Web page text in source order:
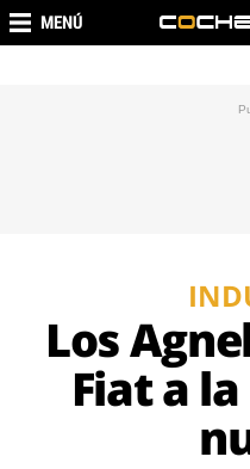
MENÚ
Los
Fiat a